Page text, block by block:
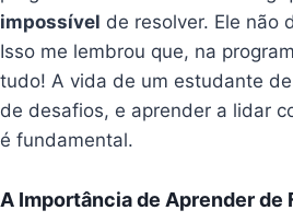
impossível de resolver. Ele não
Isso me lembrou que, na
tudo! A vida de um estudante
de desafios, e aprender a lidar
é fundamental.
A Importância de Aprender de